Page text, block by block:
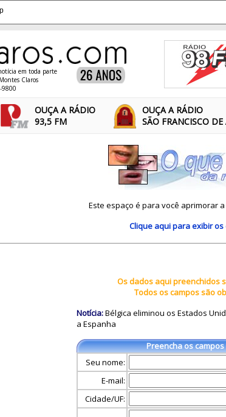
em toda parte
Claros
9800
OUÇA A RÁDIO
93,5 FM
OUÇA A RÁDIO
SÃO FRANCISCO DE
Este espaço é para você aprimorar
Clique aquipara exibir os
Os dados aqui preenchidos
Todos os campos são
Notícia:Bélgica eliminou os Estados
a Espanha
Preencha os
Seu nome:
E-mail:
Cidade/UF: